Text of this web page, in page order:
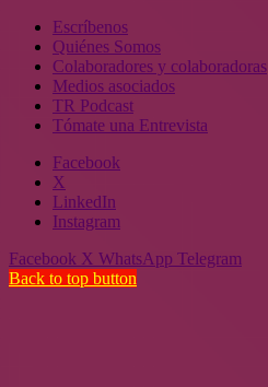
Escríbenos
Quiénes Somos
Colaboradores y colaboradoras
Medios asociados
TR Podcast
Tómate una Entrevista
Facebook
X
LinkedIn
Instagram
Facebook X WhatsApp Telegram
Back to top button